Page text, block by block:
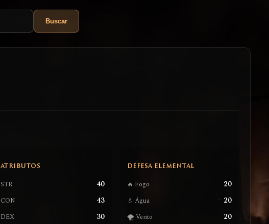
Buscar
ATRIBUTOS
STR 40
CON 43
DEX 30
DEFESA ELEMENTAL
🔥 Fogo 20
💧 Água 20
🌪️ Vento 20